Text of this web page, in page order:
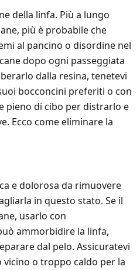
della linfa. Più a lungo
più è probabile che
al pancino o disordine nel
dopo ogni passeggiata
dalla resina, tenetevi
bocconcini preferiti o con
pieno di cibo per distrarlo e
Ecco come eliminare la
e dolorosa da rimuovere
in questo stato. Se il
usarlo con
ammorbidire la linfa,
dal pelo. Assicuratevi
o troppo caldo per la